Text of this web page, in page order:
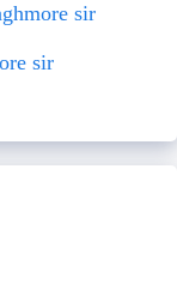
sir
sir